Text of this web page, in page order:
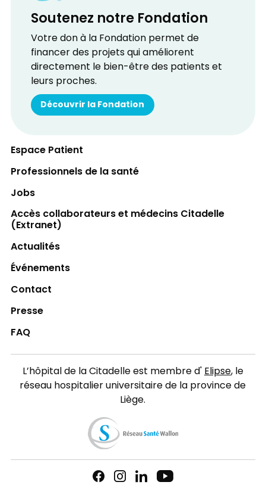
Soutenez notre Fondation
Votre don à la Fondation permet de
financer des projets qui améliorent
directement le bien-être des patients et
leurs proches.
Découvrir la Fondation
Espace Patient
Professionnels de la santé
Jobs
Accès collaborateurs et médecins Citadelle
(Extranet)
Actualités
Événements
Contact
Presse
FAQ
L’hôpital de la Citadelle est membre d'Elipse, le
réseau hospitalier universitaire de la province de
Liège.